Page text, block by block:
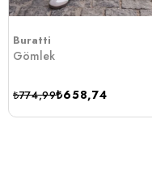
Buratti
Gömlek
₺658,74
₺774,99